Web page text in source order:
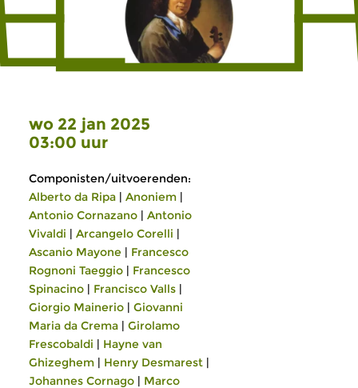
wo 22 jan 2025
03:00 uur
Componisten/uitvoerenden:
Alberto da Ripa | Anoniem |
Antonio Cornazano | Antonio
Vivaldi | Arcangelo Corelli |
Ascanio Mayone | Francesco
Rognoni Taeggio | Francesco
Spinacino | Francisco Valls |
Giorgio Mainerio | Giovanni
Maria da Crema | Girolamo
Frescobaldi | Hayne van
Ghizeghem | Henry Desmarest |
Johannes Cornago | Marco